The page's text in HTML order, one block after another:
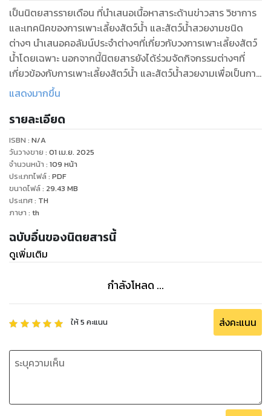
เป็นนิตยสารรายเดือน ที่นำเสนอเนื้อหาสาระด้านข่าวสาร วิชาการ
และเทคนิคของการเพาะเลี้ยงสัตว์น้ำ และสัตว์น้ำสวยงามชนิด
ต่างๆ นำเสนอคอลัมน์ประจำต่างๆที่เกี่ยวกับวงการเพาะเลี้ยงสัตว์
น้ำโดยเฉพาะ นอกจากนี้นิตยสารยังได้ร่วมจัดกิจกรรมต่างๆที่
เกี่ยวข้องกับการเพาะเลี้ยงสัตว์น้ำ และสัตว์น้ำสวยงามเพื่อเป็นการ
ประชาสัมพันธ์ให้เป็นที่รู้จักกันอย่างแพร่หลาย
แสดงมากขึ้น
รายละเอียด
ISBN : N/A
วันวางขาย : 01 เม.ย. 2025
จำนวนหน้า : 109 หน้า
ประเภทไฟล์: PDF
ขนาดไฟล์: 29.43 MB
ประเทศ: TH
ภาษา : th
ฉบับอื่นของนิตยสารนี้
ดูเพิ่มเติม
กำลังโหลด ...
ให้5 คะแนน ส่งคะแนน